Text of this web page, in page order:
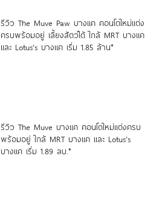
รีวิว The Muve Paw บางแค คอนโดใหม่แต่ง
ครบพร้อมอยู่ เลี้ยงสัตว์ได้ ใกล้ MRT บางแค
และ Lotus’s บางแค เริ่ม 1.85 ล้าน*
รีวิว The Muve บางแค คอนโดใหม่แต่งครบ
พร้อมอยู่ ใกล้ MRT บางแค และ Lotus’s
บางแค เริ่ม 1.89 ลบ.*